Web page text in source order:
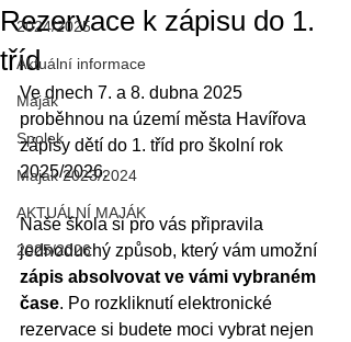
2024/2025
Aktuální informace
Maják
Spolek
Maják 2023/2024
AKTUÁLNÍ MAJÁK
2025/2026
Rezervace k zápisu do 1.
tříd
Ve dnech 7. a 8. dubna 2025
proběhnou na území města Havířova
zápisy dětí do 1. tříd pro školní rok
2025/2026.
Naše škola si pro vás připravila
jednoduchý způsob, který vám umožní
zápis absolvovat ve vámi vybraném
čase. Po rozkliknutí elektronické
rezervace si budete moci vybrat nejen